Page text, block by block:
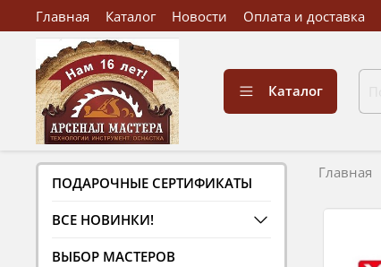
Главная Каталог Новости Оплата и доставка
Каталог
Главная
ПОДАРОЧНЫЕ СЕРТИФИКАТЫ
ВСЕ НОВИНКИ!
ВЫБОР МАСТЕРОВ